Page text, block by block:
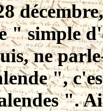
" simple
ne
",
".